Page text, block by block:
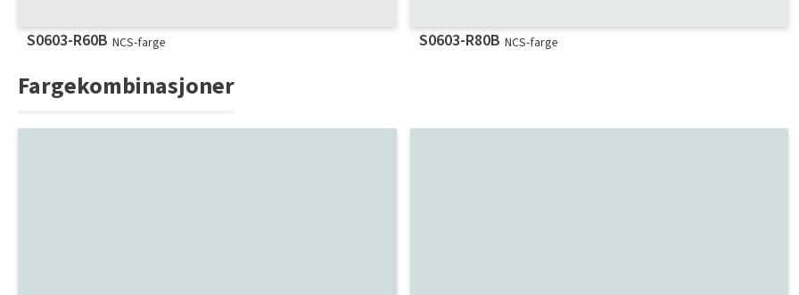
S0603-R60B NCS-farge S0603-R80B NCS-farge
Fargekombinasjoner